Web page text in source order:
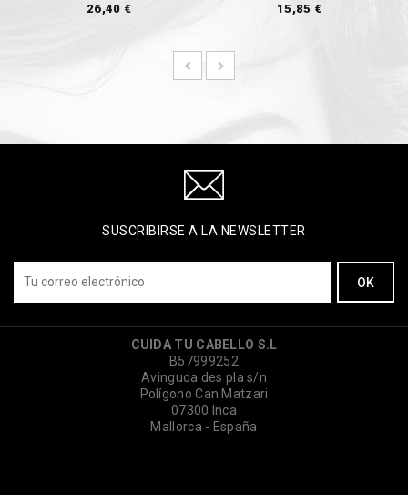
26,40 € 15,85 €
SUSCRIBIRSE A LA NEWSLETTER
CUIDA TU CABELLO S.L
B57999252
Avinguda des pla s/n
Polígono Can Matzari
07300 Inca
Mallorca - España